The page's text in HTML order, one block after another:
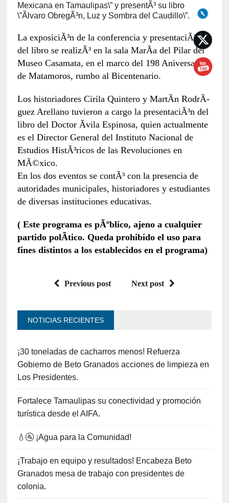
Mexicana en Tamaulipas\” y presentÃ³ su libro
\”Ãlvaro ObregÃ³n, Luz y Sombra del Caudillo\”.
La exposiciÃ³n de la conferencia y presentaciÃ³n
del libro se realizÃ³ en la sala MarÃ­a del Pilar del
Museo Casamata, en el marco del 198 Aniversario
de Matamoros, rumbo al Bicentenario.
Los historiadores Cirila Quintero y MartÃ­n RodrÃ­
guez Arellano tuvieron a cargo la presentaciÃ³n del
libro del Doctor Ãvila Espinosa, quien actualmente
es el Director General del Instituto Nacional de
Estudios HistÃ³ricos de las Revoluciones en
MÃ©xico.
En los dos eventos se contÃ³ con la presencia de
autoridades municipales, historiadores y estudiantes
de diversas instituciones educativas.
( Este programa es pÃºblico, ajeno a cualquier
partido polÃ­tico. Queda prohibido el uso para
fines distintos a los establecidos en el programa)
Previous post Next post
NOTICIAS RECIENTES
¡30 toneladas de cacharros menos! Refuerza
Gobierno de Beto Granados acciones de limpieza en
Los Presidentes.
Fortalece Tamaulipas su conectividad y promoción
turística desde el AIFA.
💧🚰 ¡Agua para la Comunidad!
¡Trabajo en equipo y resultados! Encabeza Beto
Granados mesa de trabajo con presidentes de
colonia.